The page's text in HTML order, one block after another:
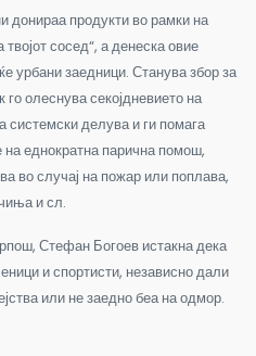
донираа продукти во рамки на
твојот сосед“, а денеска овие
урбани заедници. Станува збор за
олеснува секојдневието на
системски делува и ги помага
еднократна парична помош,
во случај на пожар или поплава,
и сл.
Стефан Богоев истакна дека
и спортисти, независно дали
или не заедно беа на одмор.